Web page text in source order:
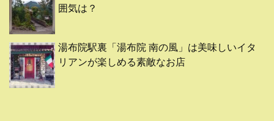
囲気は？
湯布院駅裏「湯布院 南の風」は美味しいイタ
リアンが楽しめる素敵なお店